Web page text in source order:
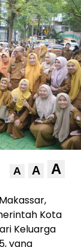
A A A
Kota
Keluarga
yang